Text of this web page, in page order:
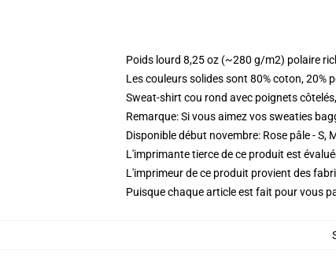
Poids lourd 8,25 oz (~280 g/m2) polaire
Les couleurs solides sont 80% coton, 20%
Sweat-shirt cou rond avec poignets
Remarque: Si vous aimez vos sweaties
Disponible début novembre: Rose pâle - S,
L'imprimante tierce de ce produit est
L'imprimeur de ce produit provient des
Puisque chaque article est fait pour vous